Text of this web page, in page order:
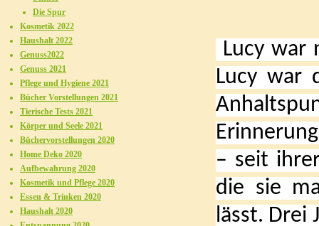
Lucy war
Lucy war
– seit
die sie
lässt. Drei
Die Spur
Kosmetik 2022
Haushalt 2022
Genuss2022
Genuss 2021
Pflege und Hygiene 2021
Bücher Vorstellungen 2021
Tierische Tests 2021
Körper und Seele 2021
Büchervorstellungen 2020
Home Deko 2020
Aufbewahrung 2020
Kosmetik und Pflege 2020
Essen & Trinken 2020
Haushalt 2020